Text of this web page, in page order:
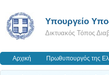
Υπουργείο
Δικτυακός Τόπος
Αρχική Πρωθυπουργός της